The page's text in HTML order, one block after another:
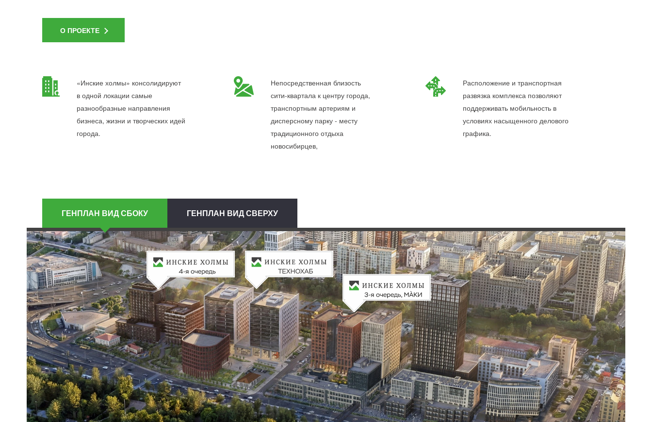
О ПРОЕКТЕ
«Инские холмы» консолидируют
в одной локации самые
разнообразные направления
бизнеса, жизни и творческих идей
города.
Непосредственная близость
сити-квартала к центру города,
транспортным артериям и
дисперсному парку - месту
традиционного отдыха
новосибирцев,
Расположение и транспортная
развязка комплекса позволяют
поддерживать мобильность в
условиях насыщенного делового
графика.
ГЕНПЛАН ВИД СБОКУ ГЕНПЛАН ВИД СВЕРХУ